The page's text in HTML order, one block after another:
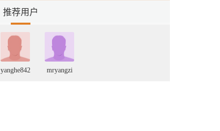
推荐用户
yanghe842 mryangzi